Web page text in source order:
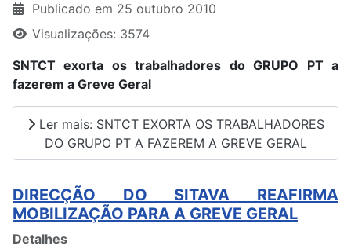
Publicado em 25 outubro 2010
Visualizações: 3574
SNTCT exorta os trabalhadores do GRUPO PT a
fazerem a Greve Geral
Ler mais: SNTCT EXORTA OS TRABALHADORES
DO GRUPO PT A FAZEREM A GREVE GERAL
DIRECÇÃO DO SITAVA REAFIRMA
MOBILIZAÇÃO PARA A GREVE GERAL
Detalhes